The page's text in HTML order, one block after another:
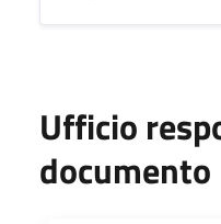
Ufficio
documento